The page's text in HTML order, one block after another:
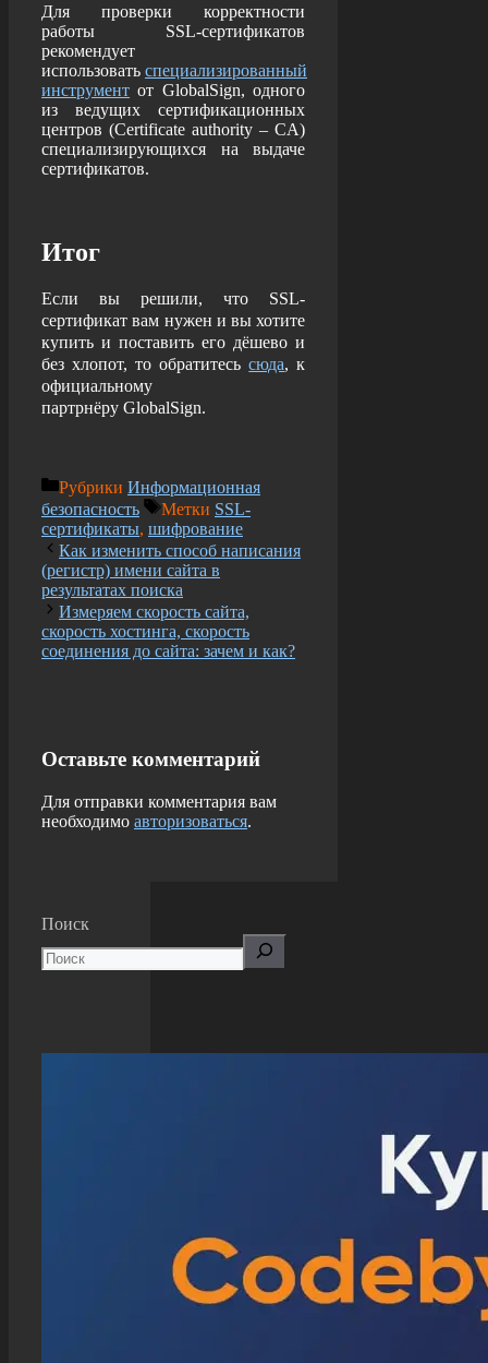
Для проверки корректности
работы SSL-сертификатов
рекомендует
использовать специализированный
инструмент от GlobalSign, одного
из ведущих сертификационных
центров (Certificate authority – CA)
специализирующихся на выдаче
сертификатов.
Итог
Если вы решили, что SSL-
сертификат вам нужен и вы хотите
купить и поставить его дёшево и
без хлопот, то обратитесьсюда, к
официальному
партрнёру GlobalSign.
Рубрики Информационная
безопасность
Метки SSL-
сертификаты, шифрование
Как изменить способ написания
(регистр) имени сайта в
результатах поиска
Измеряем скорость сайта,
скорость хостинга, скорость
соединения до сайта: зачем и как?
Оставьте комментарий
Для отправки комментария вам
необходимо авторизоваться.
Поиск